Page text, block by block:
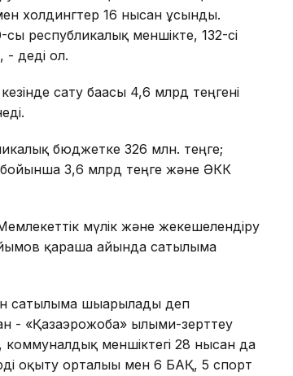
холдингтер 16 нысан ұсынды.
республикалық меншікте, 132-сі
- деді ол.
сату бағасы 4,6 млрд теңгені
бюджетке 326 млн. теңге;
3,6 млрд теңге және ӘКК
мүлік және жекешелендіру
қараша айында сатылымға
сатылымға шығарылады деп
- «Қазаэрожоба» ғылыми-зерттеу
меншіктегі 28 нысан да
оқыту орталығы мен 6 БАҚ, 5 спорт